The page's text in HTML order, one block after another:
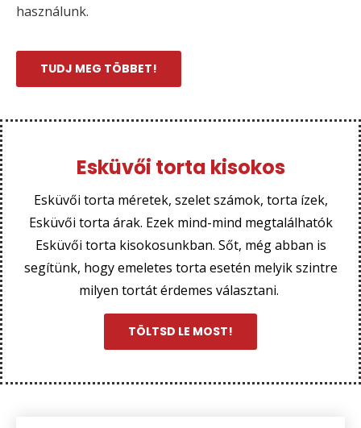
használunk.
TUDJ MEG TÖBBET!
Esküvői torta kisokos
Esküvői torta méretek, szelet számok, torta ízek,
Esküvői torta árak. Ezek mind-mind megtalálhatók
Esküvői torta kisokosunkban. Sőt, még abban is
segítünk, hogy emeletes torta esetén melyik szintre
milyen tortát érdemes választani.
TÖLTSD LE MOST!